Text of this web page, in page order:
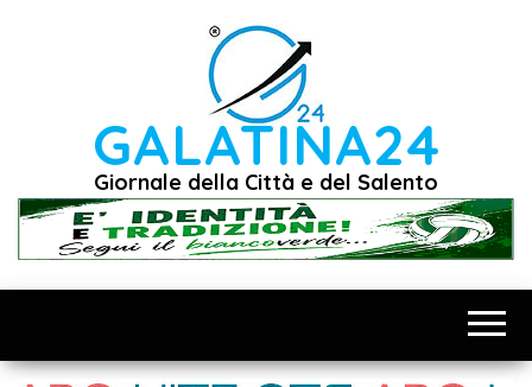
GALATINA24
Giornale della Città e del Salento